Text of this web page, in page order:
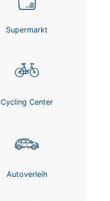
Supermarkt
Cycling Center
Autoverleih